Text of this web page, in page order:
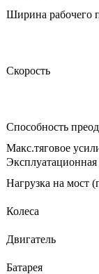
Ширина рабочего
Скорость
Способность
Макс.тяговое
Эксплуатационная
Нагрузка на мост
Колеса
Двигатель
Батарея